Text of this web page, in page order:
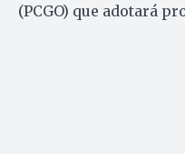
(PCGO) que adotará